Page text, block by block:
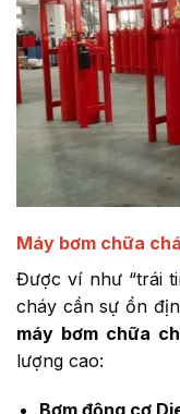
Máy bơm chữa
Được ví như “trái
cháy cần sự ổn
máy bơm chữa
lượng cao: